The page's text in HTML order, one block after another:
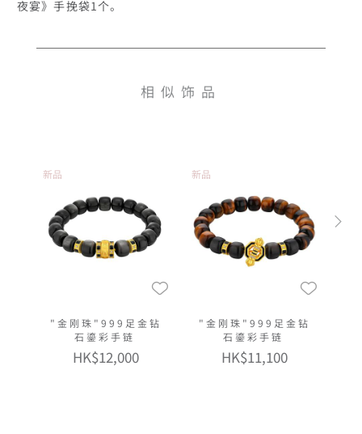
夜宴》手挽袋1个。
相似饰品
新品
"金刚珠"999足金钻
石鎏彩手链
HK$12,000
新品
"金刚珠"999足金钻
石鎏彩手链
HK$11,100